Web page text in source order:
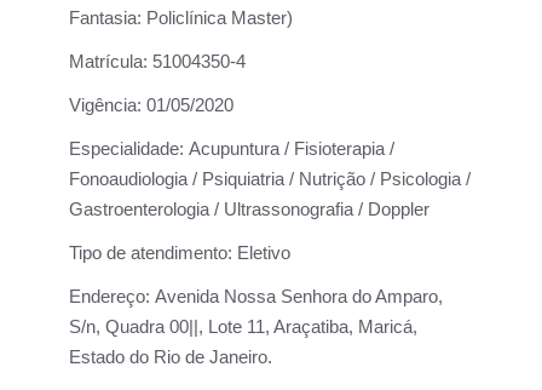
Fantasia: Policlínica Master)
Matrícula: 51004350-4
Vigência: 01/05/2020
Especialidade: Acupuntura / Fisioterapia /
Fonoaudiologia / Psiquiatria / Nutrição / Psicologia /
Gastroenterologia / Ultrassonografia / Doppler
Tipo de atendimento: Eletivo
Endereço: Avenida Nossa Senhora do Amparo,
S/n, Quadra 00||, Lote 11, Araçatiba, Maricá,
Estado do Rio de Janeiro.